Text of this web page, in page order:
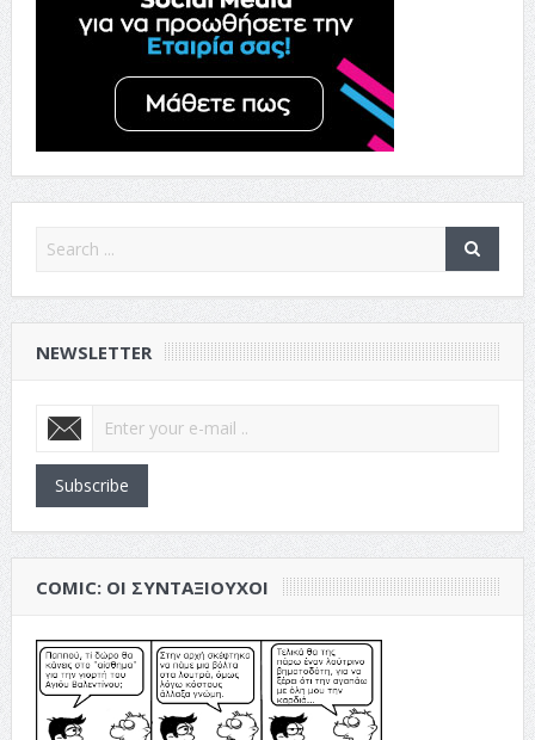
NEWSLETTER
Subscribe
COMIC: ΟΙ ΣΥΝΤΑΞΙΟΎΧΟΙ